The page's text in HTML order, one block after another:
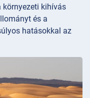
környezeti kihívás
és a
hatásokkal az